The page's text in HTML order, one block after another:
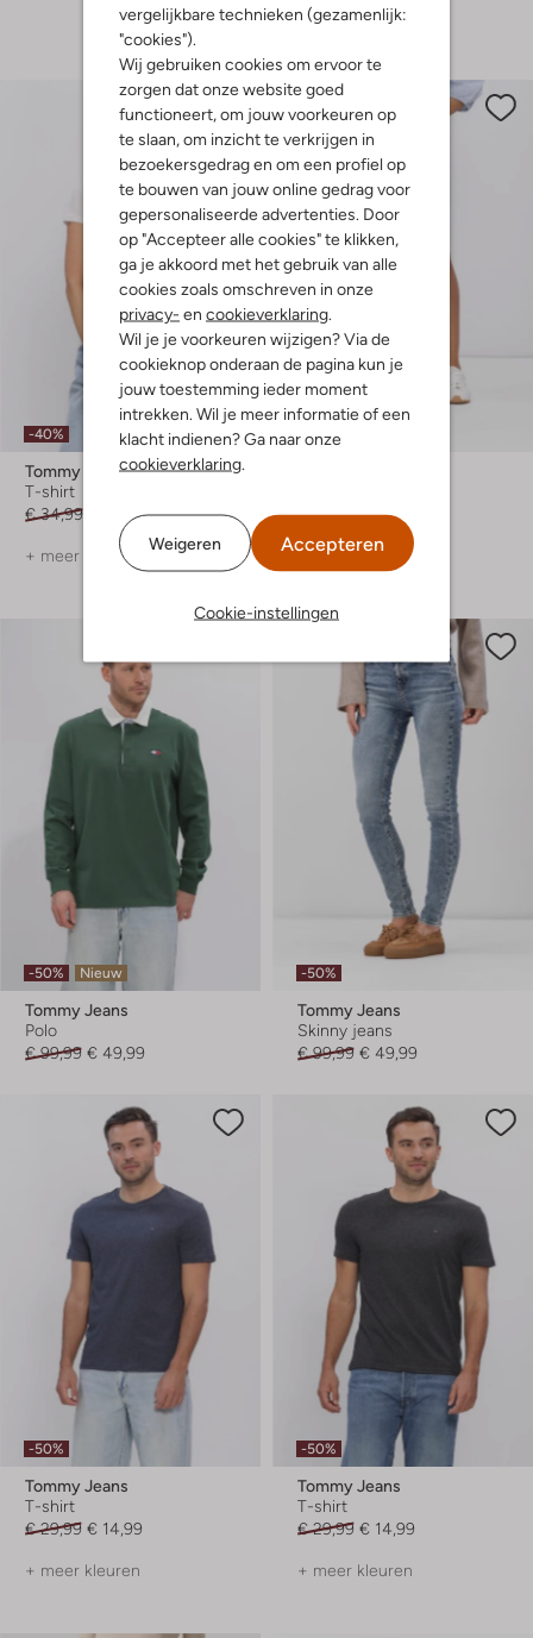
vergelijkbare technieken (gezamenlijk:
"cookies").
Wij gebruiken cookies om ervoor te
zorgen dat onze website goed
functioneert, om jouw voorkeuren op
te slaan, om inzicht te verkrijgen in
bezoekersgedrag en om een profiel op
te bouwen van jouw online gedrag voor
gepersonaliseerde advertenties. Door
op "Accepteer alle cookies" te klikken,
ga je akkoord met het gebruik van alle
cookies zoals omschreven in onze
privacy- en cookieverklaring.
Wil je je voorkeuren wijzigen? Via de
cookieknop onderaan de pagina kun je
jouw toestemming ieder moment
intrekken. Wil je meer informatie of een
klacht indienen? Ga naar onze
cookieverklaring.
Weigeren Accepteren
Cookie-instellingen
+ meer kleuren
-40%
Tommy Jeans
T-shirt
€ 34,99
€ 20,99
+ meer kleuren
-50%
€ 79,99 € 39,99
+ meer kleuren
-50% Nieuw
Tommy Jeans
Polo
€ 99,99 € 49,99
-50%
Tommy Jeans
Skinny jeans
€ 99,99 € 49,99
-50%
Tommy Jeans
T-shirt
€ 29,99 € 14,99
+ meer kleuren
-50%
Tommy Jeans
T-shirt
€ 29,99 € 14,99
+ meer kleuren